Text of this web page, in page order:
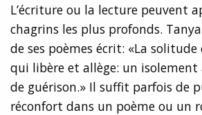
L’écriture ou la lecture peuvent
chagrins les plus profonds.
de ses poèmes écrit: «La
qui libère et allège: un isolement
de guérison.» Il suffit parfois de
réconfort dans un poème ou un